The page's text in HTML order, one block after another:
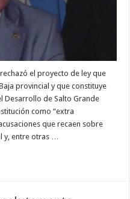
el proyecto de ley que
provincial y que constituye
Desarrollo de Salto Grande
como “extra
que recaen sobre
y, entre otras …